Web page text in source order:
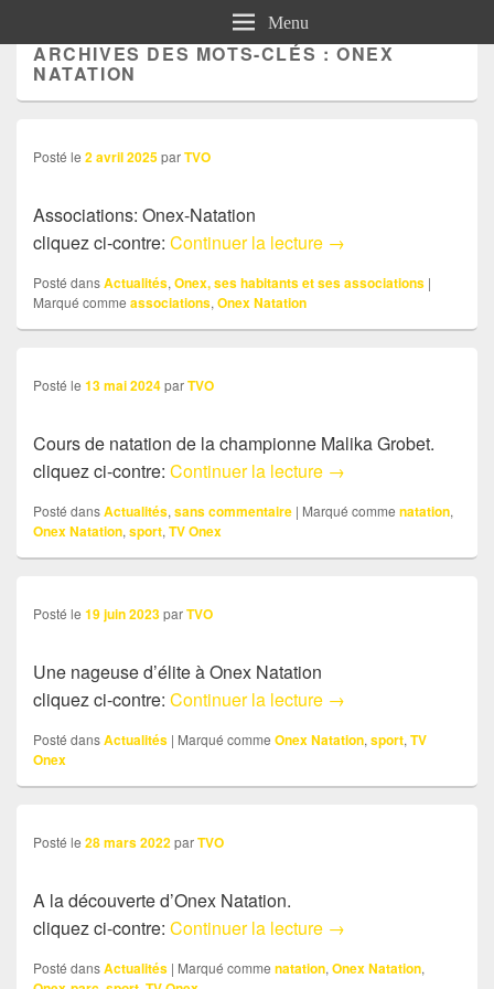
Menu
ARCHIVES DES MOTS-CLÉS :ONEX
NATATION
Posté le 2 avril 2025parTVO
Associations: Onex-Natation
cliquez ci-contre: Continuer la lecture Associations: Onex
→
Posté dansActualités, Onex, ses habitants et ses associations |
Marqué comme associations, Onex Natation
Posté le 13 mai 2024parTVO
Cours de natation de la championne Malika Grobet.
cliquez ci-contre: Continuer la lecture Actu: Cours de
→
Posté dansActualités, sans commentaire | Marqué comme natation,
Onex Natation, sport, TV Onex
Posté le 19 juin 2023parTVO
Une nageuse d’élite à Onex Natation
cliquez ci-contre: Continuer la lecture Actu: Une nageuse
→
Posté dansActualités | Marqué comme Onex Natation, sport, TV
Onex
Posté le 28 mars 2022parTVO
A la découverte d’Onex Natation.
cliquez ci-contre: Continuer la lecture Actu: Onex natation
→
Posté dansActualités | Marqué comme natation, Onex Natation,